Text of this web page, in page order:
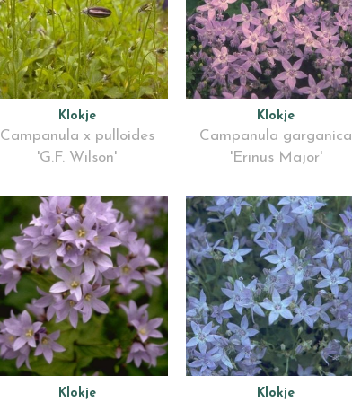
Klokje
Campanula x pulloides
'G.F. Wilson'
Klokje
Campanula garganica
'Erinus Major'
Klokje Klokje